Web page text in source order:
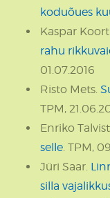
koduõues
Kaspar Koort.
rahu
01.07.2016
Risto Mets.
TPM,
Enriko
selle. TPM,
Jüri Saar.
silla